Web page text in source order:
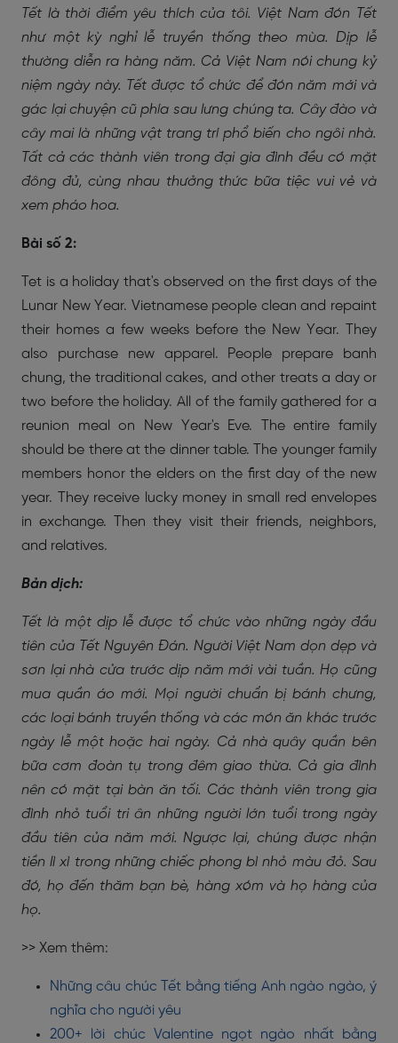
Tết là thời điểm yêu thích của tôi. Việt Nam đón Tết
như một kỳ nghỉ lễ truyền thống theo mùa. Dịp lễ
thường diễn ra hàng năm. Cả Việt Nam nói chung kỷ
niệm ngày này. Tết được tổ chức để đón năm mới và
gác lại chuyện cũ phía sau lưng chúng ta. Cây đào và
cây mai là những vật trang trí phổ biến cho ngôi nhà.
Tất cả các thành viên trong đại gia đình đều có mặt
đông đủ, cùng nhau thưởng thức bữa tiệc vui vẻ và
xem pháo hoa.
Bài số 2:
Tet is a holiday that's observed on the first days of the
Lunar New Year. Vietnamese people clean and repaint
their homes a few weeks before the New Year. They
also purchase new apparel. People prepare banh
chung, the traditional cakes, and other treats a day or
two before the holiday. All of the family gathered for a
reunion meal on New Year's Eve. The entire family
should be there at the dinner table. The younger family
members honor the elders on the first day of the new
year. They receive lucky money in small red envelopes
in exchange. Then they visit their friends, neighbors,
and relatives.
Bản dịch:
Tết là một dịp lễ được tổ chức vào những ngày đầu
tiên của Tết Nguyên Đán. Người Việt Nam dọn dẹp và
sơn lại nhà cửa trước dịp năm mới vài tuần. Họ cũng
mua quần áo mới. Mọi người chuẩn bị bánh chưng,
các loại bánh truyền thống và các món ăn khác trước
ngày lễ một hoặc hai ngày. Cả nhà quây quần bên
bữa cơm đoàn tụ trong đêm giao thừa. Cả gia đình
nên có mặt tại bàn ăn tối. Các thành viên trong gia
đình nhỏ tuổi tri ân những người lớn tuổi trong ngày
đầu tiên của năm mới. Ngược lại, chúng được nhận
tiền lì xì trong những chiếc phong bì nhỏ màu đỏ. Sau
đó, họ đến thăm bạn bè, hàng xóm và họ hàng của
họ.
>> Xem thêm:
Những câu chúc Tết bằng tiếng Anh ngào ngào, ý
nghĩa cho người yêu
200+ lời chúc Valentine ngọt ngào nhất bằng